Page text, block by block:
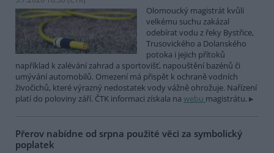
Olomoucký magistrát kvůli
velkému suchu zakázal
odebírat vodu z řeky Bystřice,
Trusovického a Dolanského
potoka i jejich přítoků
například k zalévání zahrad a sportovišť, napouštění bazénů či
umývání automobilů. Omezení má přispět k ochraně vodních
živočichů, které výrazný nedostatek vody vážně ohrožuje. Nařízení
platí do poloviny září. ČTK informaci získala na webu magistrátu.
Přerov nabídne od srpna použité věci za symbolický
poplatek